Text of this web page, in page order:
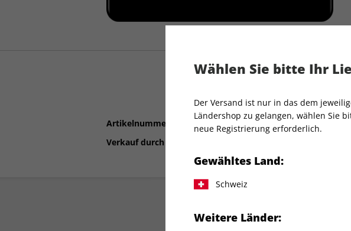
Artikelnummer
Verkauf durch
Wählen Sie bitte Ihr
Der Versand ist nur in das dem
Ländershop zu gelangen, wählen Sie
neue Registrierung erforderlich.
Gewähltes Land:
Schweiz
Weitere Länder: